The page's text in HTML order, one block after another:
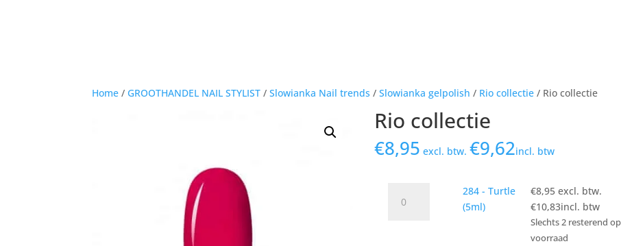
Home / GROOTHANDEL NAIL STYLIST /Slowianka Nail trends /Slowianka gelpolish / Rio collectie / Rio collectie
Rio collectie
€8,95 excl. btw.€9,62incl. btw
284 - Turtle
(5ml)
€8,95 excl. btw.
€10,83incl. btw
Slechts 2 resterend op
voorraad